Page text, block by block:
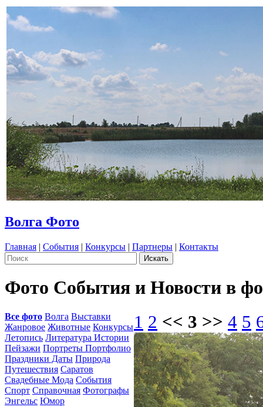
Волга Фото
Главная | События | Конкурсы | Партнеры | Контакты
Фото События и Новости в
Все фото Волга Выставки
Жанровое Животные Конкурсы
Летопись Литература Истории
Пейзажи Портреты Портфолио
Праздники Даты Природа
Путешествия Саратов
Свадебные Мода События
Спорт Справочная Фотографы
Энгельс Юмор
1 2 << 3 >> 4 5